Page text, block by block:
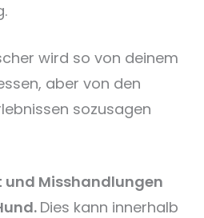
wird so von deinem
aber von den
sozusagen
und Misshandlungen
Dies kann innerhalb